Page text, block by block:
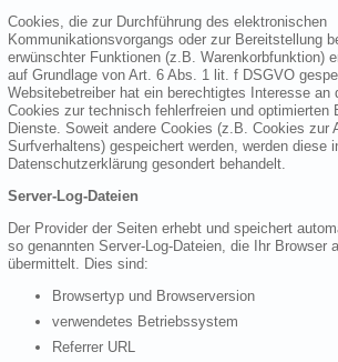
Cookies, die zur Durchführung des elektronischen
Kommunikationsvorgangs oder zur Bereitstellung
erwünschter Funktionen (z.B. Warenkorbfunktion)
auf Grundlage von Art. 6 Abs. 1 lit. f DSGVO
Websitebetreiber hat ein berechtigtes Interesse an
Cookies zur technisch fehlerfreien und optimierten
Dienste. Soweit andere Cookies (z.B. Cookies zur
Surfverhaltens) gespeichert werden, werden diese
Datenschutzerklärung gesondert behandelt.
Server-Log-Dateien
Der Provider der Seiten erhebt und speichert
so genannten Server-Log-Dateien, die Ihr Browser
übermittelt. Dies sind:
Browsertyp und Browserversion
verwendetes Betriebssystem
Referrer URL